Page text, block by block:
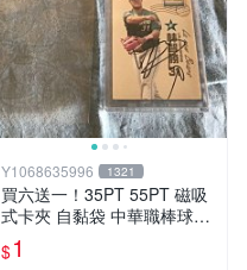
Y1068635996 1321
買六送一！35PT 55PT 磁吸
式卡夾 自黏袋 中華職棒球員
卡 遊戲王 寶可夢PTCG 漫威
ultra pro可用
$1